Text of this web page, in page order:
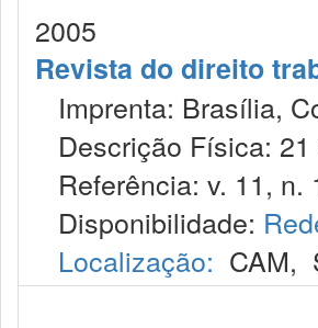
2005
Revista do direito
Imprenta: Brasília,
Descrição Física: 21
Referência: v. 11, n.
Disponibilidade:
Localização: CAM,